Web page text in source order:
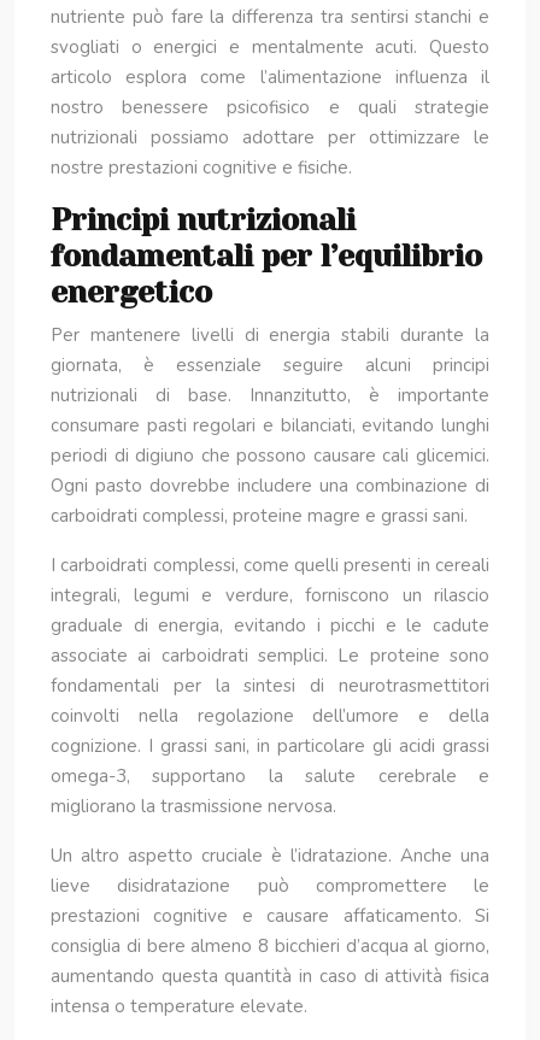
nutriente può fare la differenza tra sentirsi stanchi e
svogliati o energici e mentalmente acuti. Questo
articolo esplora come l’alimentazione influenza il
nostro benessere psicofisico e quali strategie
nutrizionali possiamo adottare per ottimizzare le
nostre prestazioni cognitive e fisiche.
Principi nutrizionali
fondamentali per l’equilibrio
energetico
Per mantenere livelli di energia stabili durante la
giornata, è essenziale seguire alcuni principi
nutrizionali di base. Innanzitutto, è importante
consumare pasti regolari e bilanciati, evitando lunghi
periodi di digiuno che possono causare cali glicemici.
Ogni pasto dovrebbe includere una combinazione di
carboidrati complessi, proteine magre e grassi sani.
I carboidrati complessi, come quelli presenti in cereali
integrali, legumi e verdure, forniscono un rilascio
graduale di energia, evitando i picchi e le cadute
associate ai carboidrati semplici. Le proteine sono
fondamentali per la sintesi di neurotrasmettitori
coinvolti nella regolazione dell’umore e della
cognizione. I grassi sani, in particolare gli acidi grassi
omega-3, supportano la salute cerebrale e
migliorano la trasmissione nervosa.
Un altro aspetto cruciale è l’idratazione. Anche una
lieve disidratazione può compromettere le
prestazioni cognitive e causare affaticamento. Si
consiglia di bere almeno 8 bicchieri d’acqua al giorno,
aumentando questa quantità in caso di attività fisica
intensa o temperature elevate.